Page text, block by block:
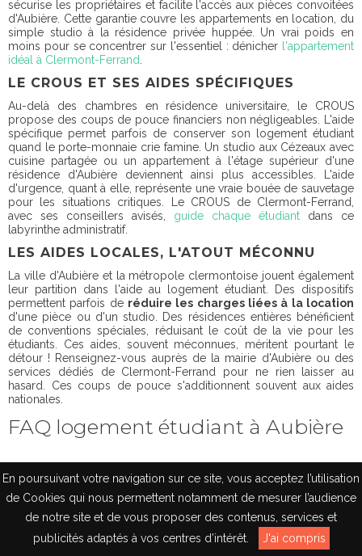
En poursuivant votre navigation sur ce site, vous acceptez l’utilisation
de Cookies qui nous permettent notamment de mesurer l’audience
de notre site et de vous proposer des contenus, services et
publicités adaptés à vos centres d’intérêt.
J'ai compris
sécurise les propriétaires et facilite l'accès aux pièces convoitées
d'Aubière. Cette garantie couvre les appartements en location, du
simple studio à la résidence privée huppée. Un vrai poids en
moins pour se concentrer sur l'essentiel : dénicher l'appartement
idéal à Clermont-Ferrand
LE CROUS ET SES AIDES SPÉCIFIQUES
Au-delà des chambres en résidence universitaire, le CROUS
propose des coups de pouce financiers non négligeables. L'aide
spécifique permet parfois de conserver son logement étudiant
quand le porte-monnaie crie famine. Un studio aux Cézeaux avec
cuisine partagée ou un appartement à l'étage supérieur d'une
résidence d'Aubière deviennent ainsi plus accessibles. L'aide
d'urgence, quant à elle, représente une vraie bouée de sauvetage
pour les situations critiques. Le CROUS de Clermont-Ferrand,
avec ses conseillers avisés, guide chaque étudiant dans ce
labyrinthe administratif.
LES AIDES LOCALES, L'ATOUT MÉCONNU
La ville d'Aubière et la métropole clermontoise jouent également
leur partition dans l'aide au logement étudiant. Des dispositifs
permettent parfois de réduire les charges liées à la location
d'une pièce ou d'un studio. Des résidences entières bénéficient
de conventions spéciales, réduisant le coût de la vie pour les
étudiants. Ces aides, souvent méconnues, méritent pourtant le
détour ! Renseignez-vous auprès de la mairie d'Aubière ou des
services dédiés de Clermont-Ferrand pour ne rien laisser au
hasard. Ces coups de pouce s'additionnent souvent aux aides
nationales.
FAQ logement étudiant à Aubière
QUEL TYPE DE LOGEMENT EST DISPONIBLE À
AUBIÈRE POUR LES ÉTUDIANTS ?
À Aubière, les étudiants ont l’embarras du choix. Le studio meublé
dans le privé, l’appartement en résidence, ou encore des
logements en colocation.